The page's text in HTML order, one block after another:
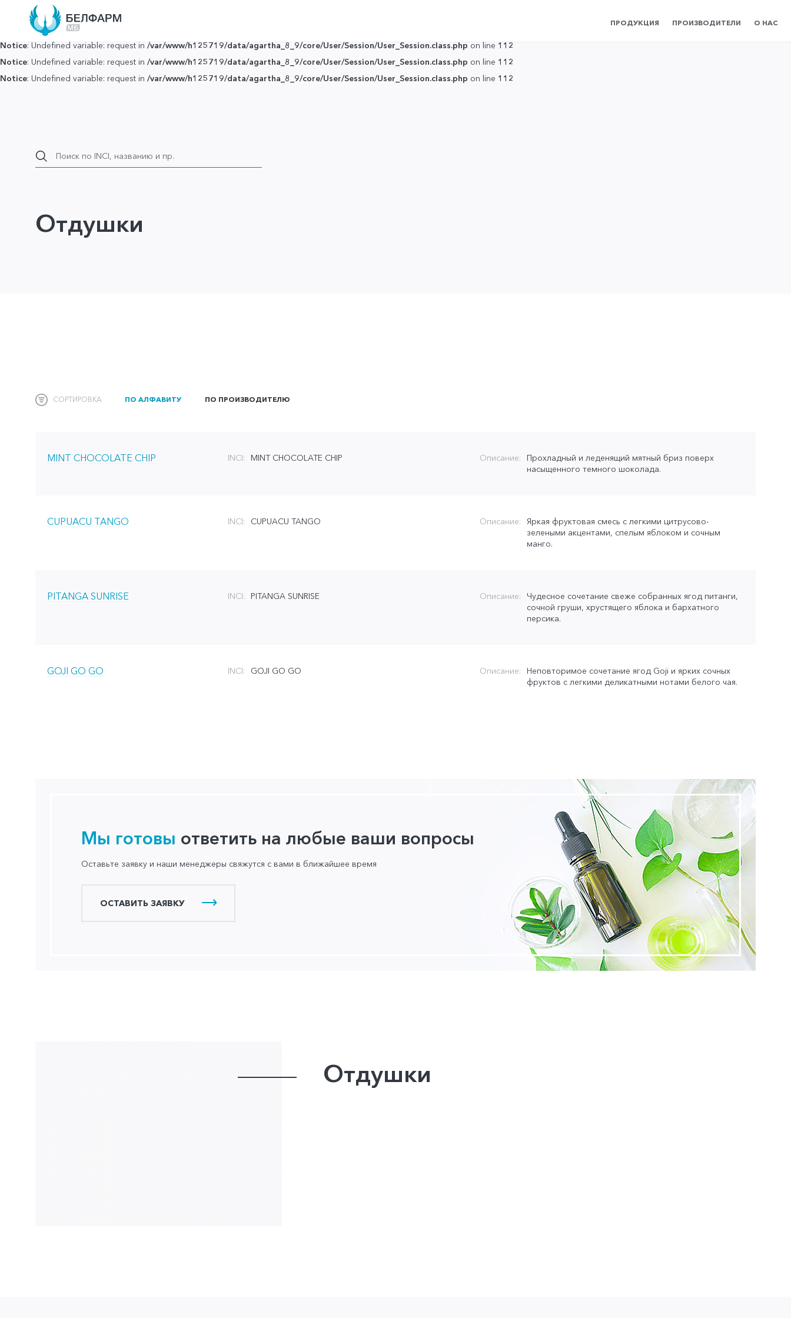
: Undefined variable: request in
: Undefined variable: request in
Notice: Undefined variable: request in /var/www/h125719/data/agartha_8_9/core/User/Session/User_Session.class.php on line 112
Notice: Undefined variable: request in /var/www/h125719/data/agartha_8_9/core/User/Session/User_Session.class.php on line 112
Notice: Undefined variable: request in /var/www/h125719/data/agartha_8_9/core/User/Session/User_Session.class.php on line 112
ПРОДУКЦИЯ ПРОИЗВОДИТЕЛИ О НАС
Отдушки
СОРТИРОВКА ПО АЛФАВИТУ ПО ПРОИЗВОДИТЕЛЮ
MINT CHOCOLATE CHIP INCI: MINT CHOCOLATE CHIP Описание:
Прохладный и леденящий мятный бриз поверх
насыщенного темного шоколада.
CUPUACU TANGO INCI: CUPUACU TANGO Описание:
Яркая фруктовая смесь с легкими цитрусово-
зелеными акцентами, спелым яблоком и сочным
манго.
PITANGA SUNRISE INCI: PITANGA SUNRISE Описание:
Чудесное сочетание свеже собранных ягод питанги,
сочной груши, хрустящего яблока и бархатного
персика.
GOJI GO GO INCI: GOJI GO GO Описание:
Неповторимое сочетание ягод Goji и ярких сочных
фруктов с легкими деликатными нотами белого чая.
Мы готовы ответить на любые ваши вопросы
Оставьте заявку и наши менеджеры свяжутся с вами в ближайшее время
ОСТАВИТЬ ЗАЯВКУ
Отдушки